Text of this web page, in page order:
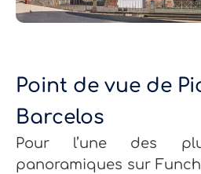
Point de vue de
Barcelos
Pour l’une des
panoramiques sur